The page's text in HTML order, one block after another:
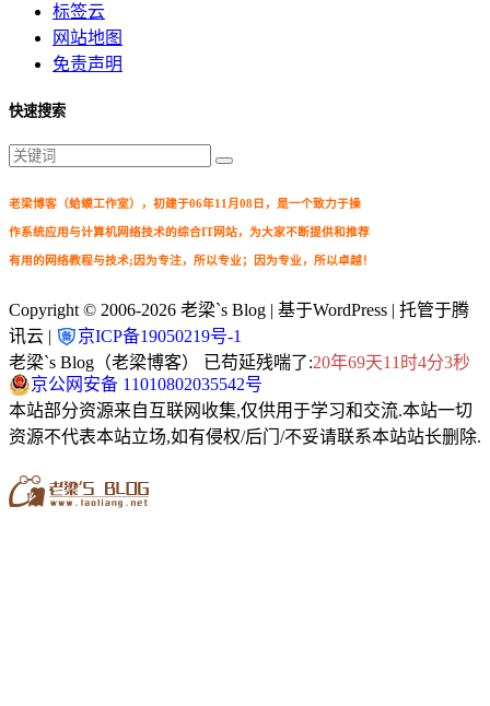
标签云
网站地图
免责声明
快速搜索
老梁博客（蛤蟆工作室），初建于06年11月08日，是一个致力于操
作系统应用与计算机网络技术的综合IT网站，为大家不断提供和推荐
有用的网络教程与技术;因为专注，所以专业；因为专业，所以卓越！
Copyright © 2006-2026 老梁`s Blog | 基于WordPress | 托管于腾
讯云 |
京ICP备19050219号-1
老梁`s Blog（老梁博客） 已苟延残喘了:20年69天11时4分4秒
京公网安备 11010802035542号
本站部分资源来自互联网收集,仅供用于学习和交流.本站一切
资源不代表本站立场,如有侵权/后门/不妥请联系本站站长删除.